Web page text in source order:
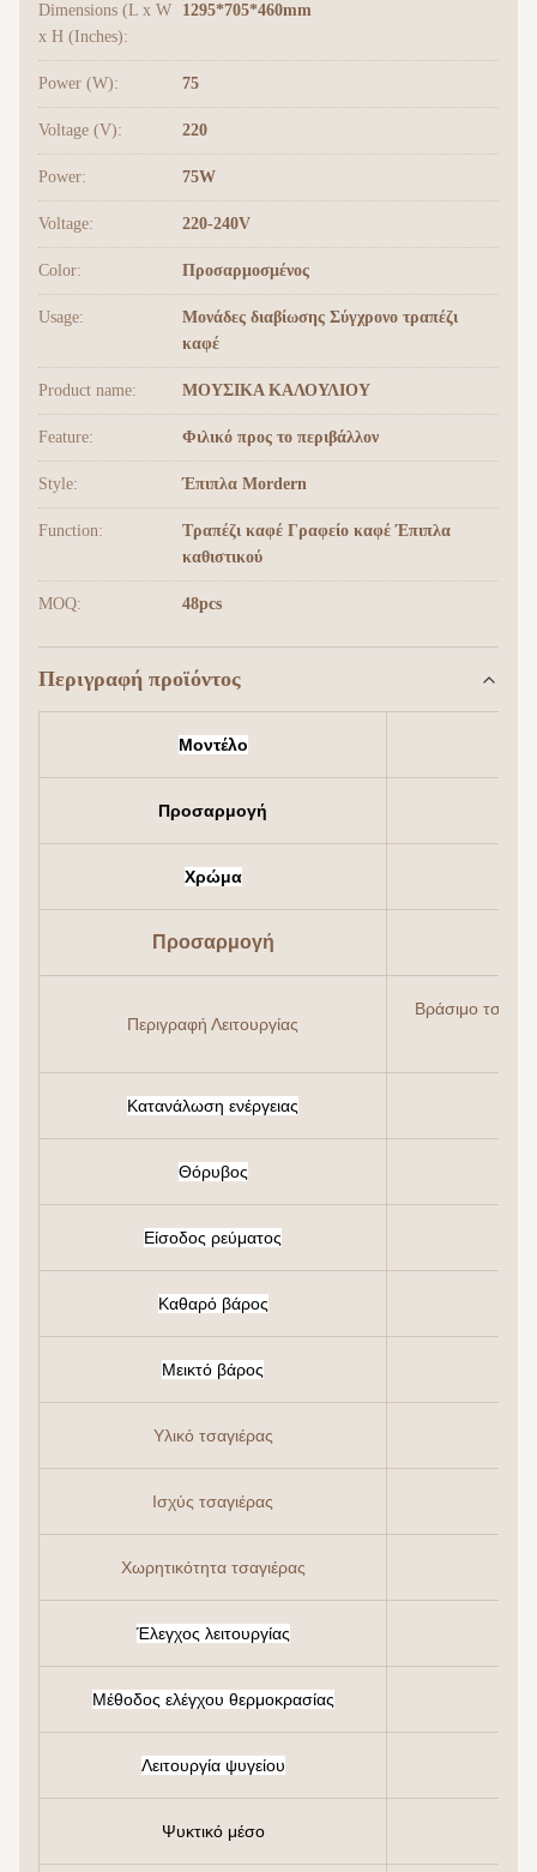
Dimensions (L x W
x H (Inches):
1295*705*460mm
Power (W): 75
Voltage (V): 220
Power: 75W
Voltage: 220-240V
Color: Προσαρμοσμένος
Usage:
Μονάδες διαβίωσης Σύγχρονο τραπέζι
καφέ
Product name: ΜΟΥΣΙΚΑ ΚΑΛΟΥΛΙΟΥ
Feature: Φιλικό προς το περιβάλλον
Style: Έπιπλα Mordern
Function:
Τραπέζι καφέ Γραφείο καφέ Έπιπλα
καθιστικού
MOQ: 48pcs
Περιγραφή προϊόντος
Μοντέλο
Προσαρμογή
Χρώμα
Προσαρμογή
Περιγραφή Λειτουργίας
Βράσιμο
Κατανάλωση ενέργειας
Θόρυβος
Είσοδος ρεύματος
Καθαρό βάρος
Μεικτό βάρος
Υλικό τσαγιέρας
Ισχύς τσαγιέρας
Χωρητικότητα τσαγιέρας
Έλεγχος λειτουργίας
Μέθοδος ελέγχου θερμοκρασίας
Λειτουργία ψυγείου
Ψυκτικό μέσο